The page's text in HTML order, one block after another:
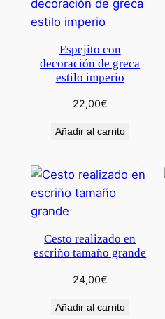
Espejito con
decoración de greca
estilo imperio
22,00€
Añadir al carrito
Cesto realizado en
escriño tamaño grande
24,00€
Añadir al carrito